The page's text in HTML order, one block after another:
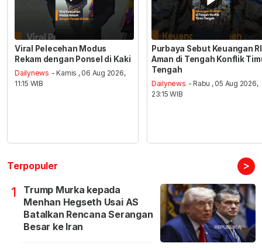
Viral Pelecehan Modus
Rekam dengan Ponsel di Kaki
Dailynews - Kamis , 06 Aug 2026,
11:15 WIB
Purbaya Sebut Keuangan RI
Aman di Tengah Konflik
Tengah
Dailynews - Rabu , 05 Aug 2026,
23:15 WIB
Terpopuler >
1
Trump Murka kepada
Menhan Hegseth Usai AS
Batalkan Rencana Serangan
Besar ke Iran